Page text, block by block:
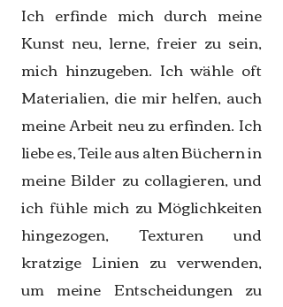
Ich erfinde mich durch meine
Kunst neu, lerne, freier zu sein,
mich hinzugeben. Ich wähle oft
Materialien, die mir helfen, auch
meine Arbeit neu zu erfinden. Ich
liebe es, Teile aus alten Büchern in
meine Bilder zu collagieren, und
ich fühle mich zu Möglichkeiten
hingezogen, Texturen und
kratzige Linien zu verwenden,
um meine Entscheidungen zu